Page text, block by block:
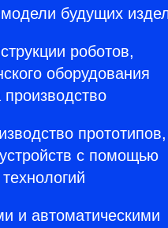
будущих
роботов,
оборудования
производство
прототипов,
с помощью
и автоматическими